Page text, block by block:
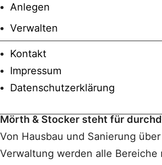
Anlegen
Verwalten
Kontakt
Impressum
Datenschutzerklärung
Mörth & Stocker steht für
Von Hausbau und Sanierung
Verwaltung werden alle